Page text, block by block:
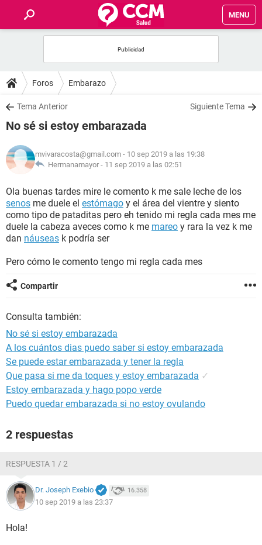
MENU
FOROS
SALUD
NUTRICIÓN
BIENESTAR
SEXUALIDAD
Foros Embarazo
Tema Anterior Siguiente Tema
No sé si estoy embarazada
mvivaracosta@gmail.com - 10 sep 2019 a las 19:38
Hermanamayor - 11 sep 2019 a las 02:51
Ola buenas tardes mire le comento k me sale leche de los
senos me duele el estómago y el área del vientre y siento
como tipo de pataditas pero eh tenido mi regla cada mes me
duele la cabeza aveces como k me mareo y rara la vez k me
dan náuseas k podría ser
Pero cómo le comento tengo mi regla cada mes
Compartir
Consulta también:
No sé si estoy embarazada
A los cuántos dias puedo saber si estoy embarazada
Se puede estar embarazada y tener la regla
Que pasa si me da toques y estoy embarazada ✓
Estoy embarazada y hago popo verde
Puedo quedar embarazada si no estoy ovulando
2 respuestas
RESPUESTA 1 / 2
Dr. Joseph Exebio 16.358
10 sep 2019 a las 23:37
Hola!